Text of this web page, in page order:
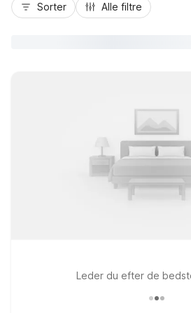
Sorter Alle filtre
Leder du efter de